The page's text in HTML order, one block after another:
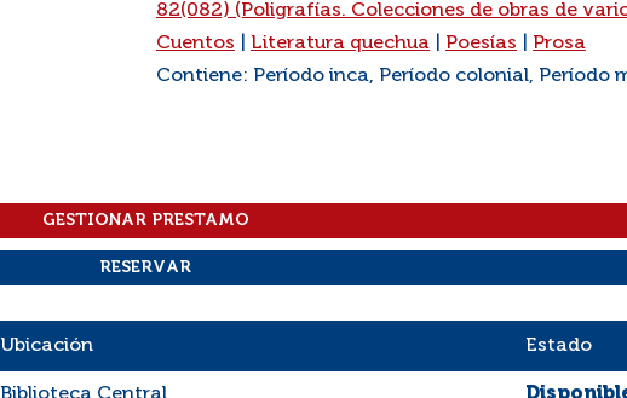
82(082) (Poligrafías. Colecciones de obras de
Cuentos Literatura quechua Poesías
Prosa
Contiene: Período inca, Período colonial, Período
Ubicación Estado